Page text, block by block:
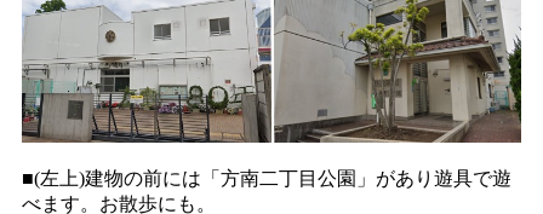
■(左上)建物の前には「方南二丁目公園」があり遊具で遊
べます。お散歩にも。